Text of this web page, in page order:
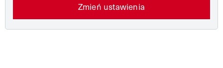
Zmień ustawienia